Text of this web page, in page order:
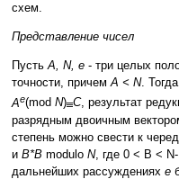
схем.
Представление чисел
ПустьA, N, e - три целых
точности, причемA < N.
Ae(mod N) C, результат
разрядным двоичным
степень можно свести к
и B*B modulo N, где 0 < B <
дальнейших рассуждениях e